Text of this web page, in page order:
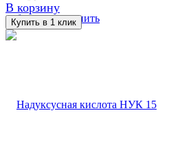
избранное сравнить
В корзину